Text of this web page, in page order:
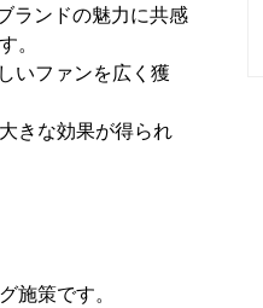
ランドの魅力に共感
。
いファンを広く獲
きな効果が得られ
施策です。